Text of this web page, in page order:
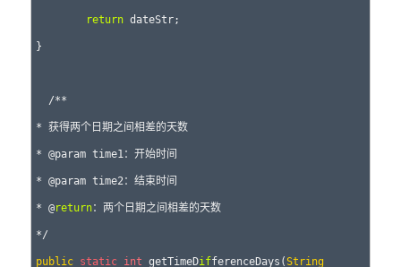
return dateStr;
}
* 获得两个日期之间相差的天数
* @param time1：开始时间
* @param time2：结束时间
* @return：两个日期之间相差的天数
public static int getTimeDifferenceDays(String